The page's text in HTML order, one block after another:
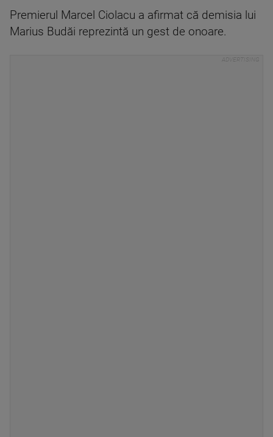
Premierul Marcel Ciolacu a afirmat că demisia lui
Marius Budăi reprezintă un gest de onoare.